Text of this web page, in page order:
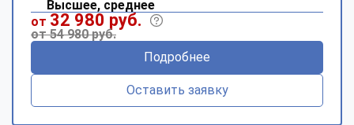
Высшее, среднее
от 32 980 руб.
от 54 980 руб.
Подробнее
Оставить заявку